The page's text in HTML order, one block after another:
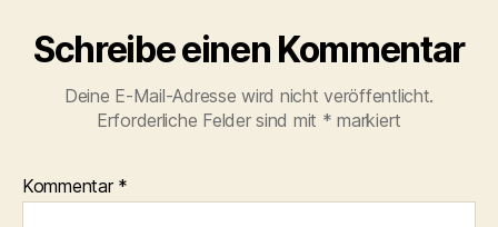
Schreibe einen Kommentar
Deine E-Mail-Adresse wird nicht veröffentlicht.
Erforderliche Felder sind mit * markiert
Kommentar *